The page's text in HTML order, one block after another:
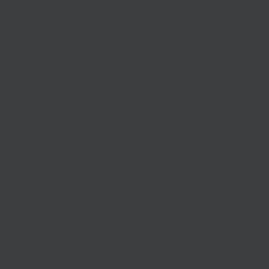
het potje in de lavabo gezet.